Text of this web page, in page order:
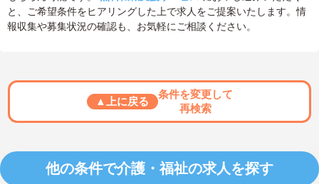
と、ご希望条件をヒアリングした上で求人をご提案いたします。情
報収集や募集状況の確認も、お気軽にご相談ください。
▲上に戻る
条件を変更して
再検索
他の条件で介護・福祉の求人を探す